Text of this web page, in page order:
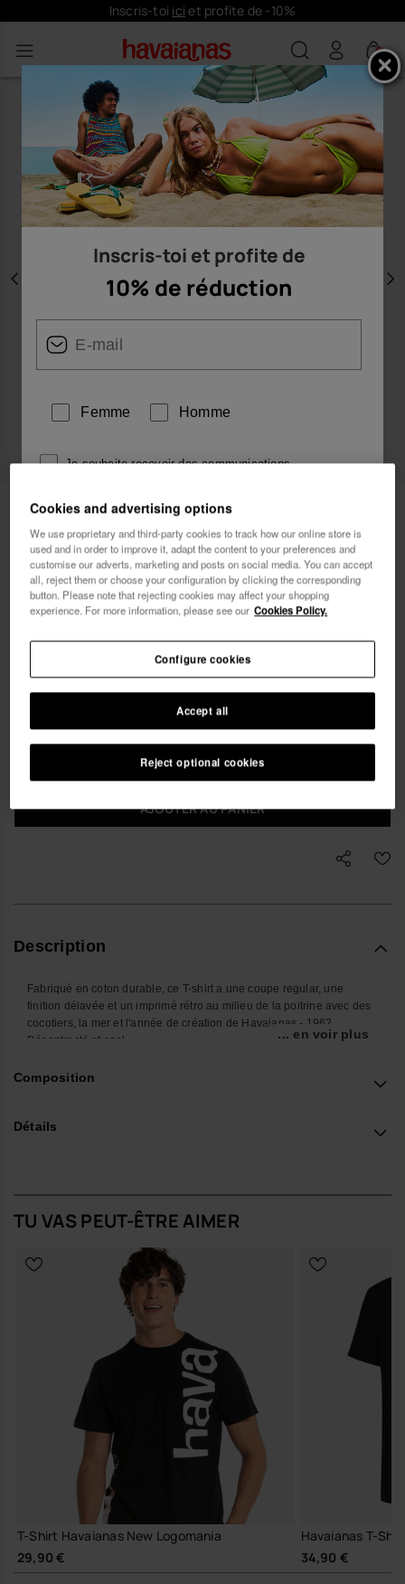
Inscris-toi ici et profite de -10%
0
Précédent
Havaianas T-shirt Round Patch
Coqueiro
LIVRAISON OFFERTE sur toutes les commandes
Choisis ta taille
xs s m l xl
AJOUTER AU PANIER
Description
Fabriqué en coton durable, ce T-shirt a une coupe regular, une
finition délavée et un imprimé rétro au milieu de la poitrine avec des
cocotiers, la mer et l'année de création de Havaianas - 1962.
Décontracté et cool.
Havaianas en Belgique, et fais passer ton style au niveau supérieur.
... en voir plus
Composition
Détails
TU VAS PEUT-ÊTRE AIMER
T-Shirt Havaianas New Logomania
29,90 €
Havaianas T-
34,90 €
Inscris-toi et profite de
10% de réduction
Femme Homme
Je souhaite recevoir des communications
Politique de Confidentialité.
je veux 10% de
réduction
Cookies and advertising options
We use proprietary and third-party cookies to track how our online store is
used and in order to improve it, adapt the content to your preferences and
customise our adverts, marketing and posts on social media. You can accept
all, reject them or choose your configuration by clicking the corresponding
button. Please note that rejecting cookies may affect your shopping
experience. For more information, please see our Cookies Policy.
Reject optional cookies
Accept all
Configure cookies